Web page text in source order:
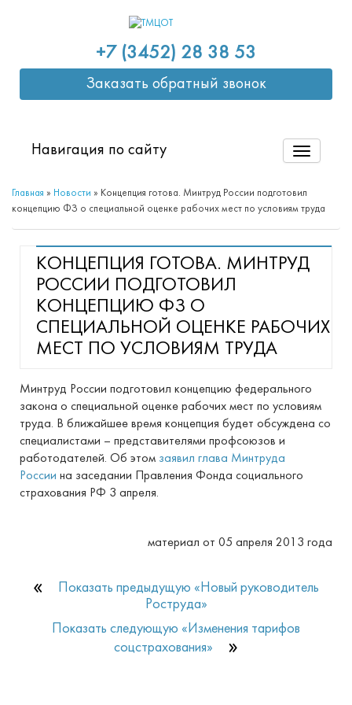
+7 (3452) 28 38 53
Заказать обратный звонок
Навигация по сайту
Главная » Новости » Концепция готова. Минтруд России подготовил
концепцию ФЗ о специальной оценке рабочих мест по условиям труда
КОНЦЕПЦИЯ ГОТОВА. МИНТРУД
РОССИИ ПОДГОТОВИЛ
КОНЦЕПЦИЮ ФЗ О
СПЕЦИАЛЬНОЙ ОЦЕНКЕ РАБОЧИХ
МЕСТ ПО УСЛОВИЯМ ТРУДА
Минтруд России подготовил концепцию федерального
закона о специальной оценке рабочих мест по условиям
труда. В ближайшее время концепция будет обсуждена со
специалистами – представителями профсоюзов и
работодателей. Об этом заявил глава Минтруда
России на заседании Правления Фонда социального
страхования РФ 3 апреля.
материал от 05 апреля 2013 года
Показать прeдыдущую «Новый руководитель
Роструда»
Показать слeдующую «Изменения тарифов
соцстрахования»